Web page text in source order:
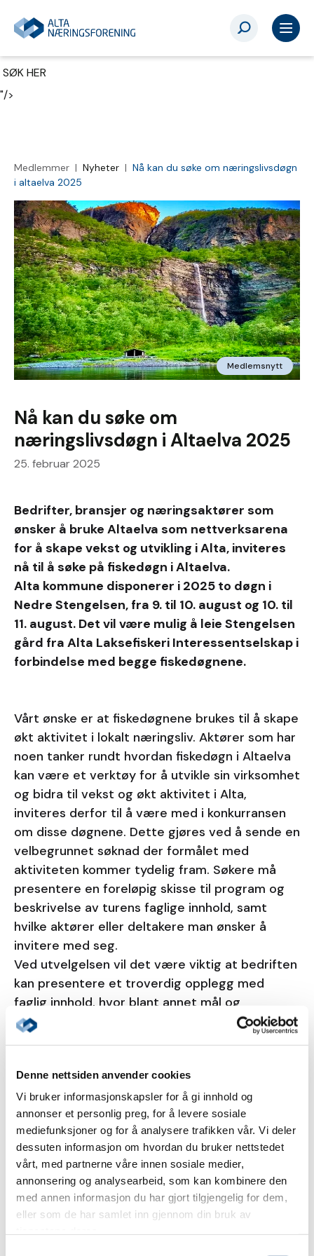
Denne nettsiden anvender cookies
Vi bruker informasjonskapsler for å gi innhold og
annonser et personlig preg, for å levere sosiale
mediefunksjoner og for å analysere trafikken vår. Vi deler
dessuten informasjon om hvordan du bruker nettstedet
vårt, med partnerne våre innen sosiale medier,
annonsering og analysearbeid, som kan kombinere den
med annen informasjon du har gjort tilgjengelig for dem,
eller som de har samlet inn gjennom din bruk av
SØK HER
SØK HER
"/>
Medlemmer | Nyheter | Nå kan du søke om næringslivsdøgn
i altaelva 2025
Medlemsnytt
Nå kan du søke om
næringslivsdøgn i Altaelva 2025
25. februar 2025
Bedrifter, bransjer og næringsaktører som
ønsker å bruke Altaelva som nettverksarena
for å skape vekst og utvikling i Alta, inviteres
nå til å søke på fiskedøgn i Altaelva.
Alta kommune disponerer i 2025 to døgn i
Nedre Stengelsen, fra 9. til 10. august og 10. til
11. august. Det vil være mulig å leie Stengelsen
gård fra Alta Laksefiskeri Interessentselskap i
forbindelse med begge fiskedøgnene.
Vårt ønske er at fiskedøgnene brukes til å skape
økt aktivitet i lokalt næringsliv. Aktører som har
noen tanker rundt hvordan fiskedøgn i Altaelva
kan være et verktøy for å utvikle sin virksomhet
og bidra til vekst og økt aktivitet i Alta,
inviteres derfor til å være med i konkurransen
om disse døgnene. Dette gjøres ved å sende en
velbegrunnet søknad der formålet med
aktiviteten kommer tydelig fram. Søkere må
presentere en foreløpig skisse til program og
beskrivelse av turens faglige innhold, samt
hvilke aktører eller deltakere man ønsker å
invitere med seg.
Ved utvelgelsen vil det være viktig at bedriften
kan presentere et troverdig opplegg med
faglig innhold, hvor blant annet mål og
forventninger til resultat omtales. Alta
Vinnerne av årets næringslivsdøgn må innen
fredag 13. juni 2025 presentere et endelig
program og deltakerliste.
Søknad sendes via elektronisk
søknadsskjema innen onsdag 19. mars 2025.
De to vinnerne presenteres under
Næringslivsdagen torsdag 3. april 2025.
Nærmere opplysninger fås ved henvendelse til